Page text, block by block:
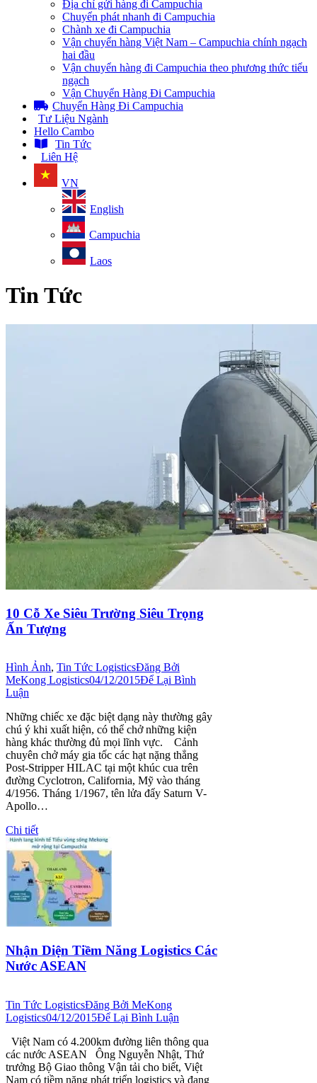
Địa chỉ gửi hàng đi Campuchia
Chuyển phát nhanh đi Campuchia
Chành xe đi Campuchia
Vận chuyển hàng Việt Nam – Campuchia chính ngạch
hai đầu
Vận chuyển hàng đi Campuchia theo phương thức tiểu
ngạch
Vận Chuyển Hàng Đi Campuchia
Chuyển Hàng Đi Campuchia
Tư Liệu Ngành
Hello Cambo
Tin Tức
Liên Hệ
VN
English
Campuchia
Laos
Tin Tức
10 Cỗ Xe Siêu Trường Siêu Trọng
Ấn Tượng
Hình Ảnh, Tin Tức LogisticsĐăng Bởi
MeKong Logistics04/12/2015Để Lại Bình
Luận
Những chiếc xe đặc biệt dạng này thường gây
chú ý khi xuất hiện, có thể chở những kiện
hàng khác thường đủ mọi lĩnh vực. Cảnh
chuyên chở máy gia tốc các hạt nặng thẳng
Post-Stripper HILAC tại một khúc cua trên
đường Cyclotron, California, Mỹ vào tháng
4/1956. Tháng 1/1967, tên lửa đẩy Saturn V-
Apollo…
Chi tiết
Nhận Diện Tiềm Năng Logistics Các
Nước ASEAN
Tin Tức LogisticsĐăng Bởi MeKong
Logistics04/12/2015Để Lại Bình Luận
Việt Nam có 4.200km đường liên thông qua
các nước ASEAN Ông Nguyễn Nhật, Thứ
trưởng Bộ Giao thông Vận tải cho biết, Việt
Nam có tiềm năng phát triển logistics và đang